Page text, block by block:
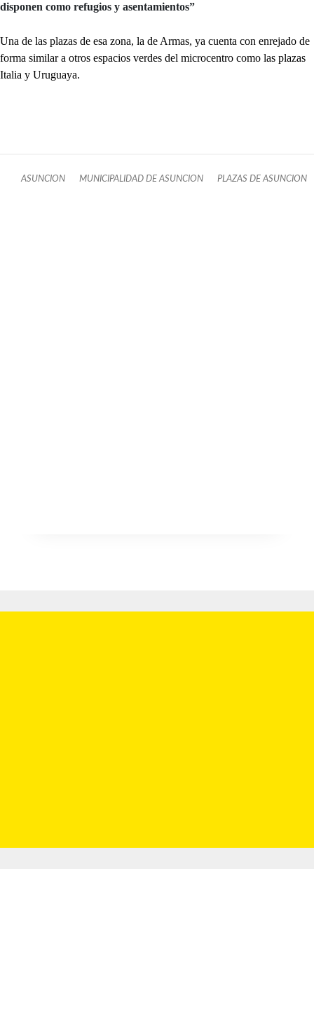
disponen como refugios y asentamientos”
Una de las plazas de esa zona, la de Armas, ya cuenta con enrejado de
forma similar a otros espacios verdes del microcentro como las plazas
Italia y Uruguaya.
ASUNCION MUNICIPALIDAD DE ASUNCION PLAZAS DE ASUNCION